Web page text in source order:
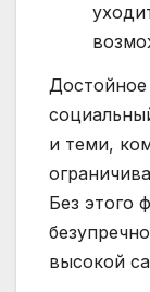
и теми,
Без этого
высокой